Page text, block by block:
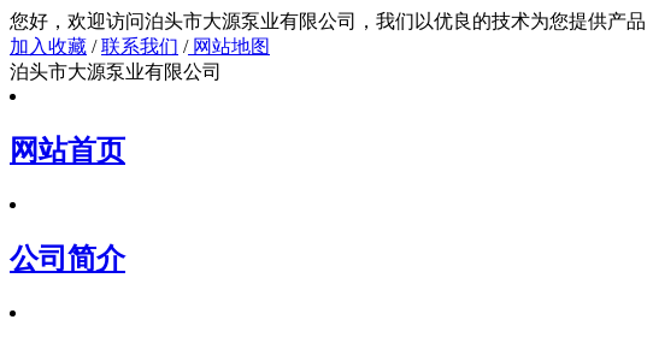
您好，欢迎访问泊头市大源泵业有限公司，我们以优良的技术
加入收藏 /联系我们 /网站地图
泊头市大源泵业有限公司
网站首页
公司简介